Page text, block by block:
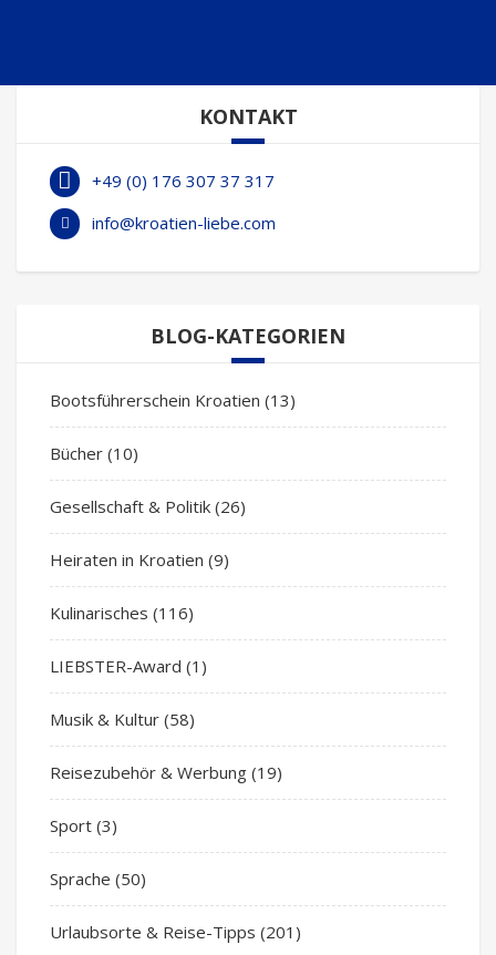
KONTAKT
+49 (0) 176 307 37 317
info@kroatien-liebe.com
BLOG-KATEGORIEN
Bootsführerschein Kroatien (13)
Bücher (10)
Gesellschaft & Politik (26)
Heiraten in Kroatien (9)
Kulinarisches (116)
LIEBSTER-Award (1)
Musik & Kultur (58)
Reisezubehör & Werbung (19)
Sport (3)
Sprache (50)
Urlaubsorte & Reise-Tipps (201)